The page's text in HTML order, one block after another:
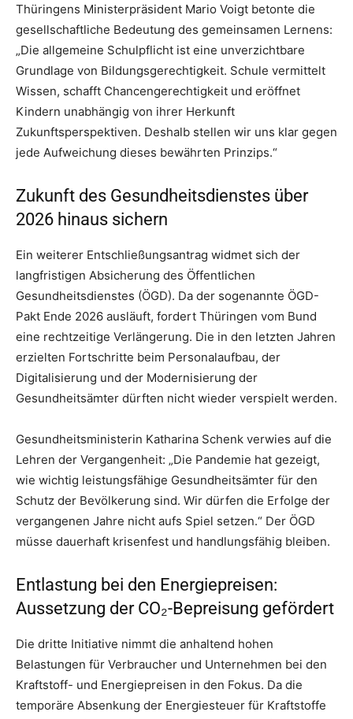
Thüringens Ministerpräsident Mario Voigt betonte die
gesellschaftliche Bedeutung des gemeinsamen Lernens:
„Die allgemeine Schulpflicht ist eine unverzichtbare
Grundlage von Bildungsgerechtigkeit. Schule vermittelt
Wissen, schafft Chancengerechtigkeit und eröffnet
Kindern unabhängig von ihrer Herkunft
Zukunftsperspektiven. Deshalb stellen wir uns klar gegen
jede Aufweichung dieses bewährten Prinzips.“
Zukunft des Gesundheitsdienstes über
2026 hinaus sichern
Ein weiterer Entschließungsantrag widmet sich der
langfristigen Absicherung des Öffentlichen
Gesundheitsdienstes (ÖGD). Da der sogenannte ÖGD-
Pakt Ende 2026 ausläuft, fordert Thüringen vom Bund
eine rechtzeitige Verlängerung. Die in den letzten Jahren
erzielten Fortschritte beim Personalaufbau, der
Digitalisierung und der Modernisierung der
Gesundheitsämter dürften nicht wieder verspielt werden.
Gesundheitsministerin Katharina Schenk verwies auf die
Lehren der Vergangenheit: „Die Pandemie hat gezeigt,
wie wichtig leistungsfähige Gesundheitsämter für den
Schutz der Bevölkerung sind. Wir dürfen die Erfolge der
vergangenen Jahre nicht aufs Spiel setzen.“ Der ÖGD
müsse dauerhaft krisenfest und handlungsfähig bleiben.
Entlastung bei den Energiepreisen:
Aussetzung der CO₂-Bepreisung gefördert
Die dritte Initiative nimmt die anhaltend hohen
Belastungen für Verbraucher und Unternehmen bei den
Kraftstoff- und Energiepreisen in den Fokus. Da die
temporäre Absenkung der Energiesteuer für Kraftstoffe